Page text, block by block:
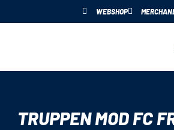
WEBSHOP
TRUPPEN MOD FC